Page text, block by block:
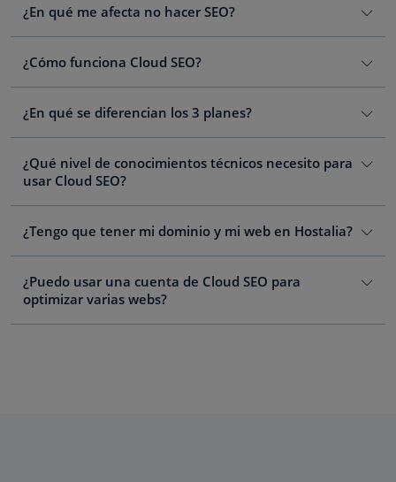
¿En qué me afecta no hacer SEO?
¿Cómo funciona Cloud SEO?
¿En qué se diferencian los 3 planes?
¿Qué nivel de conocimientos técnicos necesito para
usar Cloud SEO?
¿Tengo que tener mi dominio y mi web en Hostalia?
¿Puedo usar una cuenta de Cloud SEO para
optimizar varias webs?